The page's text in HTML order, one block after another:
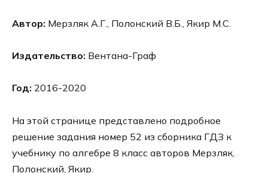
Автор: Мерзляк А.Г., Полонский В.Б., Якир М.С.
Издательство: Вентана-Граф
Год: 2016-2020
На этой странице представлено подробное
решение задания номер 52 из сборника ГДЗ к
учебнику по алгебре 8 класс авторов Мерзляк,
Полонский, Якир.